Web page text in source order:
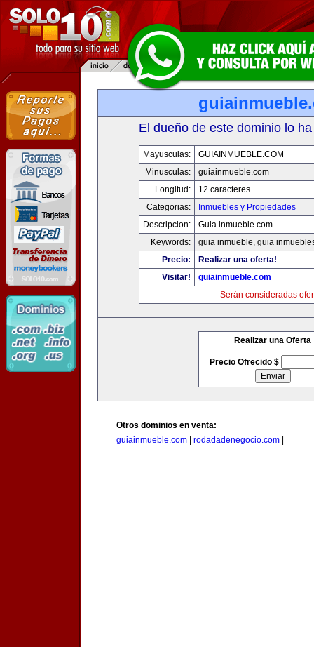
El dueño de este dominio lo
Mayusculas:
GUIAINMUEBLE.COM
Minusculas:
guiainmueble.com
Longitud:
12 caracteres
Categorias:
Inmuebles y Propiedades
Descripcion:
Guia inmueble.com
Keywords:
guia inmueble, guia
Precio:
Realizar una oferta!
Visitar!
guiainmueble.com
Serán consideradas
Realizar una Oferta
Precio Ofrecido $
Otros dominios en venta:
guiainmueble.com
rodadadenegocio.com